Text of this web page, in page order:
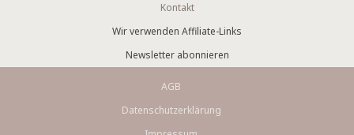
Kontakt
Wir verwenden Affiliate-Links
Newsletter abonnieren
AGB
Datenschutzerklärung